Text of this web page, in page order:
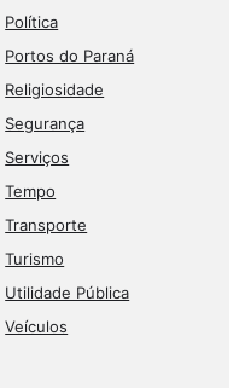
Política
Portos do Paraná
Religiosidade
Segurança
Serviços
Tempo
Transporte
Turismo
Utilidade Pública
Veículos